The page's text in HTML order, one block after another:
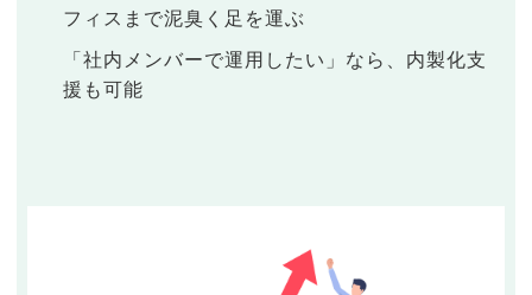
フィスまで泥臭く足を運ぶ
「社内メンバーで運用したい」なら、内製化支
援も可能